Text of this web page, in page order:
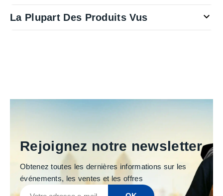
La Plupart Des Produits Vus 
Rejoignez notre newsletter
Obtenez toutes les dernières informations sur les
événements, les ventes et les offres